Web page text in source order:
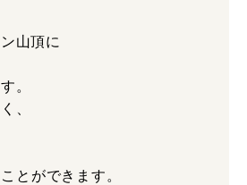
山頂に
。
、
とができます。